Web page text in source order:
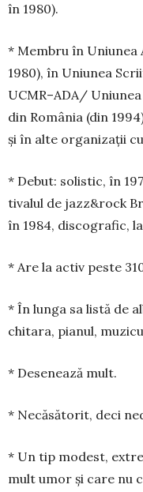
în 1980).
* Membru în Uniunea
1980), în Uniunea
UCMR–ADA/
din Ro­mânia (din
şi în alte organizaţii
* Debut: solistic, în
tivalul de jazz&rock
în 1984, discografic,
* Are la activ pes­te
* În lun­ga sa listă de
chitara, pianul,
* Desenează mult.
* Necăsătorit, deci
* Un tip modest,
mult umor şi care nu